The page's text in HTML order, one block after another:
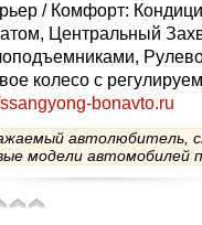
/ Комфорт:
Центральный
колесо с
bonavto.ru
автолюбитель,
модели автомобилей